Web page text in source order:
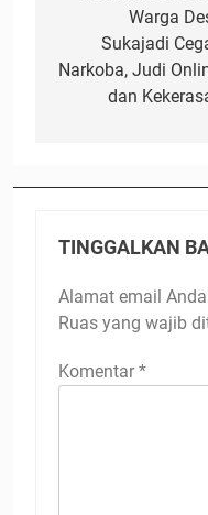
Warga
Sukajadi
Narkoba, Judi
dan
TINGGALKAN
Alamat email
Ruas yang wajib
Komentar *